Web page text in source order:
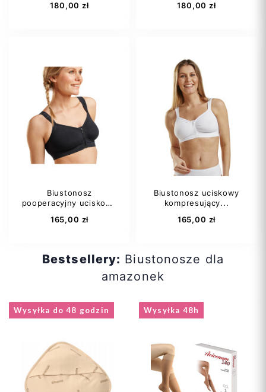
180,00 zł
M
XL
XXL
Dodaj do koszyka
180,00 zł
M
XL
XXL
Dodaj do koszyka
Biustonosz
pooperacyjny uciskowy
165,00 zł
S M
L
Biustonosz uciskowy
kompresujący...
165,00 zł
S M
Bestsellery: Biustonosze dla
amazonek
Wysyłka do 48 godzin Wysyłka 48h